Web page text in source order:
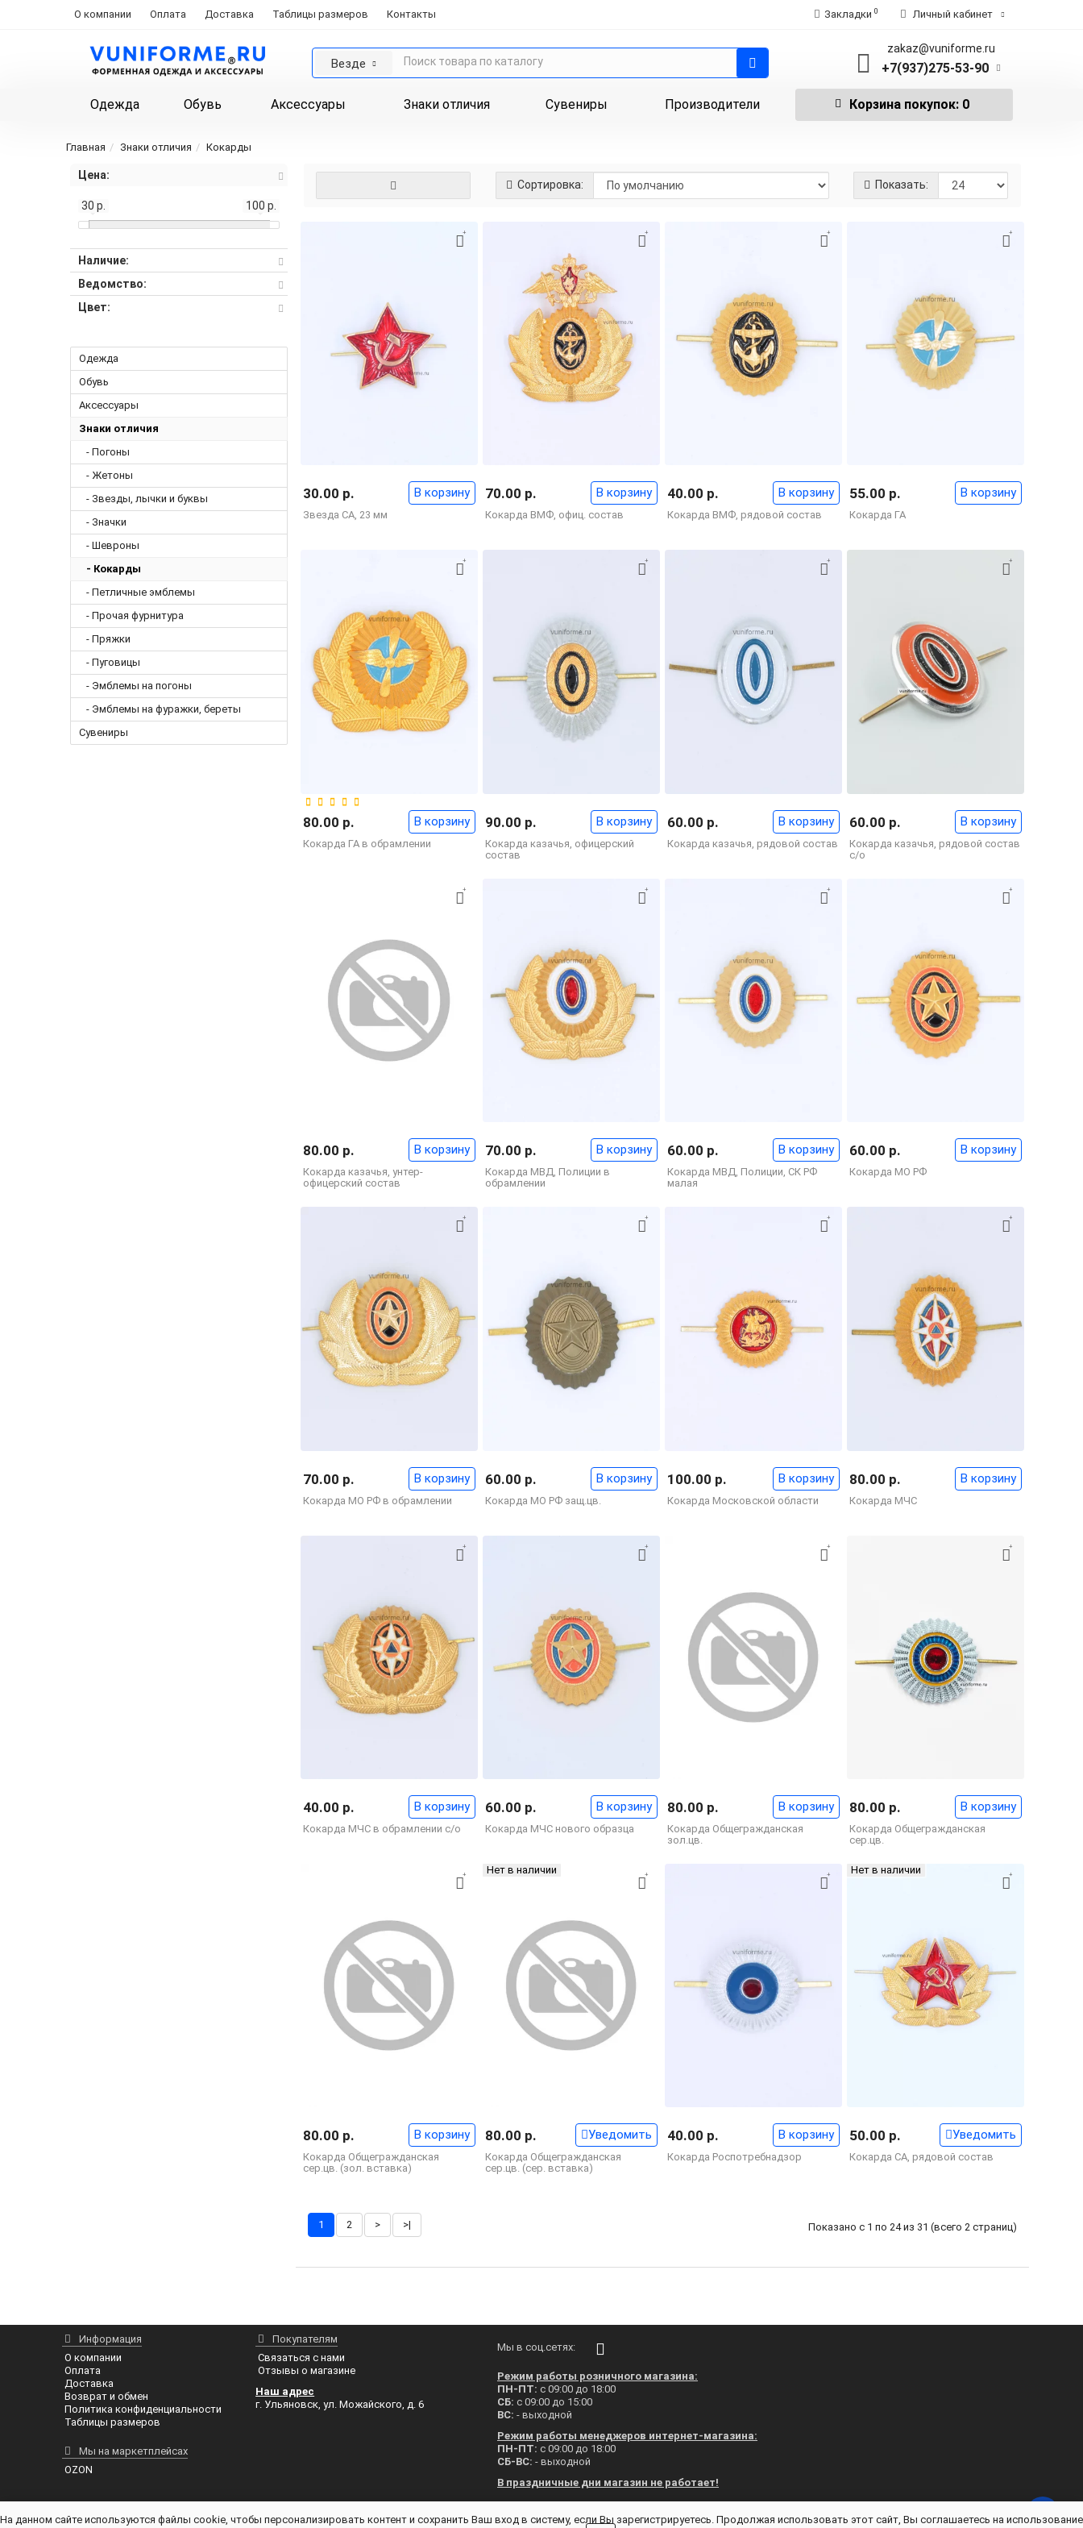
О компании Оплата Доставка Таблицы размеров Контакты Закладки 0 Личный кабинет
Везде
zakaz@vuniforme.ru
+7(937)275-53-90
Одежда Обувь Аксессуары Знаки отличия Сувениры Производители Корзина покупок: 0
Главная Знаки отличия Кокарды
Цена:
30 р. 100 р.
Наличие:
Ведомство:
Цвет:
Одежда
Обувь
Аксессуары
Знаки отличия
- Погоны
- Жетоны
- Звезды, лычки и буквы
- Значки
- Шевроны
- Кокарды
- Петличные эмблемы
- Прочая фурнитура
- Пряжки
- Пуговицы
- Эмблемы на погоны
- Эмблемы на фуражки, береты
Сувениры
Сортировка: Показать:
Звезда СА, 23 мм
30.00 р. В корзину
Кокарда ВМФ, офиц. состав
70.00 р. В корзину
Кокарда ВМФ, рядовой состав
40.00 р. В корзину
Кокарда ГА
55.00 р. В корзину
Кокарда ГА в обрамлении
80.00 р. В корзину
Кокарда казачья, офицерский
состав
90.00 р. В корзину
Кокарда казачья, рядовой состав
60.00 р. В корзину
Кокарда казачья, рядовой состав
с/о
60.00 р. В корзину
Кокарда казачья, унтер-
офицерский состав
80.00 р. В корзину
Кокарда МВД, Полиции в
обрамлении
70.00 р. В корзину
Кокарда МВД, Полиции, СК РФ
малая
60.00 р. В корзину
Кокарда МО РФ
60.00 р. В корзину
Кокарда МО РФ в обрамлении
70.00 р. В корзину
Кокарда МО РФ защ.цв.
60.00 р. В корзину
Кокарда Московской области
100.00 р. В корзину
Кокарда МЧС
80.00 р. В корзину
Кокарда МЧС в обрамлении с/о
40.00 р. В корзину
Кокарда МЧС нового образца
60.00 р. В корзину
Кокарда Общегражданская
зол.цв.
80.00 р. В корзину
Кокарда Общегражданская
сер.цв.
80.00 р. В корзину
Кокарда Общегражданская
сер.цв. (зол. вставка)
80.00 р. В корзину
Нет в наличии
Кокарда Общегражданская
сер.цв. (сер. вставка)
80.00 р. Уведомить
Кокарда Роспотребнадзор
40.00 р. В корзину
Нет в наличии
Кокарда СА, рядовой состав
50.00 р. Уведомить
1 2 > >| Показано с 1 по 24 из 31 (всего 2 страниц)
Информация
О компании
Оплата
Доставка
Возврат и обмен
Политика конфиденциальности
Таблицы размеров
Мы на маркетплейсах
OZON
Покупателям
Связаться с нами
Отзывы о магазине
Наш адрес
г. Ульяновск, ул. Можайского, д. 6
Мы в соц.сетях:
Режим работы розничного магазина:
ПН-ПТ: с 09:00 до 18:00
СБ: с 09:00 до 15:00
ВС: - выходной
Режим работы менеджеров интернет-магазина:
ПН-ПТ: с 09:00 до 18:00
СБ-ВС: - выходной
В праздничные дни магазин не работает!
vuniforme.ru - Магазин «В УНИФОРМЕ» © 2026
На данном сайте используются файлы cookie, чтобы персонализировать контент и сохранить Ваш вход в систему, если Вы зарегистрируетесь. Продолжая использовать этот сайт, Вы соглашаетесь на использование